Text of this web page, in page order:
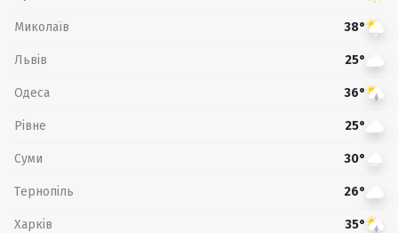
Миколаїв 38°
Львів 25°
Одеса 36°
Рівне 25°
Суми 30°
Тернопіль 26°
Харків 35°